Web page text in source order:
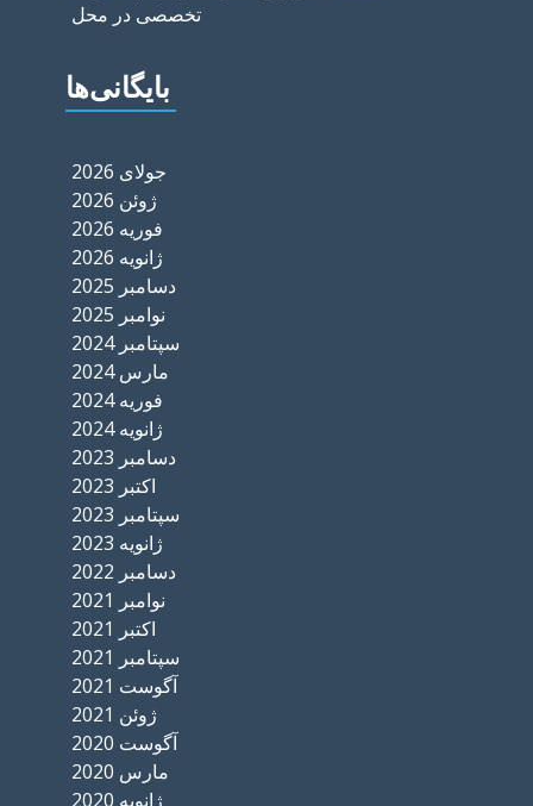
تخصصی در محل
بایگانی‌ها
جولای 2026
ژوئن 2026
فوریه 2026
ژانویه 2026
دسامبر 2025
نوامبر 2025
سپتامبر 2024
مارس 2024
فوریه 2024
ژانویه 2024
دسامبر 2023
اکتبر 2023
سپتامبر 2023
ژانویه 2023
دسامبر 2022
نوامبر 2021
اکتبر 2021
سپتامبر 2021
آگوست 2021
ژوئن 2021
آگوست 2020
مارس 2020
ژانویه 2020